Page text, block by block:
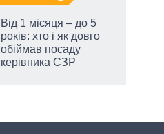
Від 1 місяця – до 5
років: хто і як довго
обіймав посаду
керівника СЗР